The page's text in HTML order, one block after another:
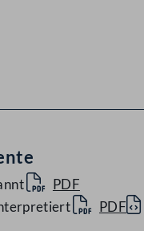
PDF
PDF